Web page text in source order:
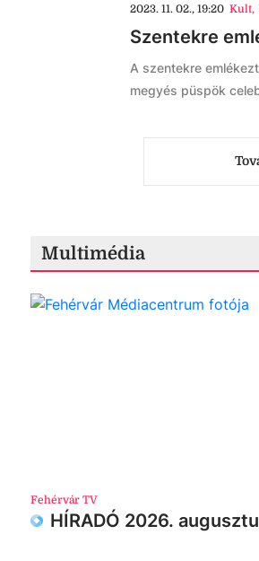
2023. 11. 02., 19:20 Kult,
Szentekre
A szentekre
megyés püspök
Multimédia
Fehérvár TV
HÍRADÓ 2026.